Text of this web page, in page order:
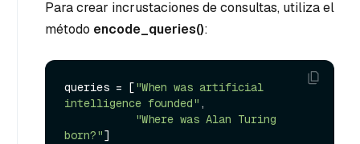
Para crear incrustaciones de consultas, utiliza el
método encode_queries():
queries = ["When was artificial
intelligence founded" ,
"Where was Alan Turing
born?"]